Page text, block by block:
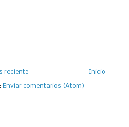
reciente Inicio
Enviar comentarios (Atom)